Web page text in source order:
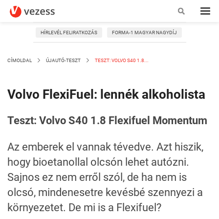
HÍRLEVÉL FELIRATKOZÁS FORMA-1 MAGYAR NAGYDÍJ
CÍMOLDAL ÚJAUTÓ-TESZT TESZT: VOLVO S40 1.8...
Volvo FlexiFuel: lennék alkoholista
Teszt: Volvo S40 1.8 Flexifuel Momentum
Az emberek el vannak tévedve. Azt hiszik,
hogy bioetanollal olcsón lehet autózni.
Sajnos ez nem erről szól, de ha nem is
olcsó, mindenesetre kevésbé szennyezi a
környezetet. De mi is a Flexifuel?